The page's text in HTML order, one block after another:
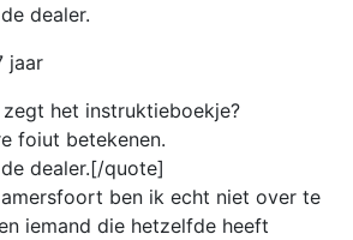
dealer.
jaar
het instruktieboekje?
foiut betekenen.
dealer.[/quote]
ben ik echt niet over te
iemand die hetzelfde heeft